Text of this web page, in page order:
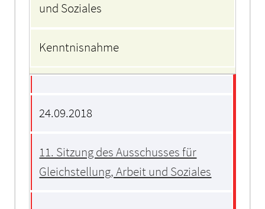
und Soziales
Kenntnisnahme
24.09.2018
11. Sitzung des Ausschusses für
Gleichstellung, Arbeit und Soziales